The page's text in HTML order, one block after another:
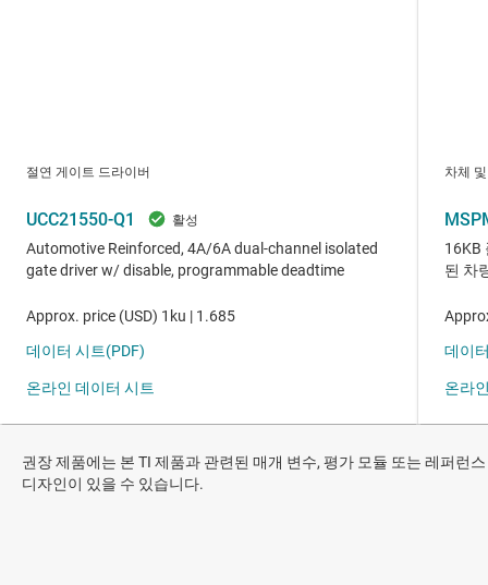
권장 제품에는 본 TI 제품과 관련된 매개 변수, 평가 모듈 또는 레퍼런스
디자인이 있을 수 있습니다.